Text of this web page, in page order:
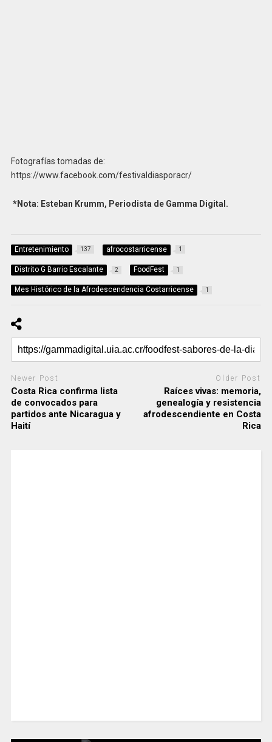
Fotografías tomadas de:
https://www.facebook.com/festivaldiasporacr/
*Nota: Esteban Krumm, Periodista de Gamma Digital.
Entretenimiento 137 afrocostarricense 1
Distrito G Barrio Escalante 2 FoodFest 1
Mes Histórico de la Afrodescendencia Costarricense 1
Newer Post
Costa Rica confirma lista
de convocados para
partidos ante Nicaragua y
Haití
Older Post
Raíces vivas: memoria,
genealogía y resistencia
afrodescendiente en Costa
Rica